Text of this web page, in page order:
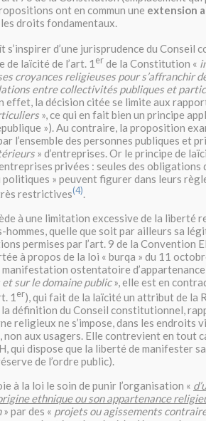
ont en commun une extension
droits fondamentaux.
s’inspirer d’une jurisprudence du Conseil
de laïcité de l’art. 1 er de la Constitution «
croyances religieuses pour s’affranchir
entre collectivités publiques et
effet, la décision citée se limite aux
», ce qui en fait bien un principe
»). Au contraire, la proposition
l’ensemble des personnes publiques et
» d’entreprises. Or le principe de
privées : seules des obligations
» peuvent figurer dans leurs
restrictives(4).
à une limitation excessive de la liberté
hommes, quelle que soit par ailleurs sa
permises par l’art. 9 de la Convention
à propos de la loi « burqa » du 11
manifestation ostentatoire
sur le domaine public», elle est en
1 er), qui fait de la laïcité un attribut de la
définition du Conseil constitutionnel,
religieux ne s’impose, dans les endroits
non aux usagers. Elle contrevient en tout
qui dispose que la liberté de manifester
de l’ordre public).
à la loi le soin de punir l’organisation «
ethnique ou son appartenance
» par des « projets ou agissements